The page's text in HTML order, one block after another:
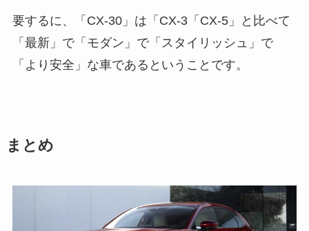
要するに、「CX-30」は「CX-3「CX-5」と比べて
「最新」で「モダン」で「スタイリッシュ」で
「より安全」な車であるということです。
まとめ